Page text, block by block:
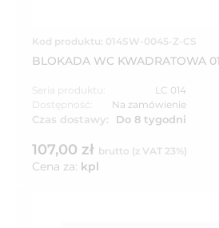
Kod produktu: 014SW-0045-Z-CS
BLOKADA WC KWADRATOWA
Seria produktu:
LC 014
Dostępność:
Na zamówienie
Czas dostawy: Do 8 tygodni
107,00 zł brutto (z VAT 23%)
Cena za: kpl